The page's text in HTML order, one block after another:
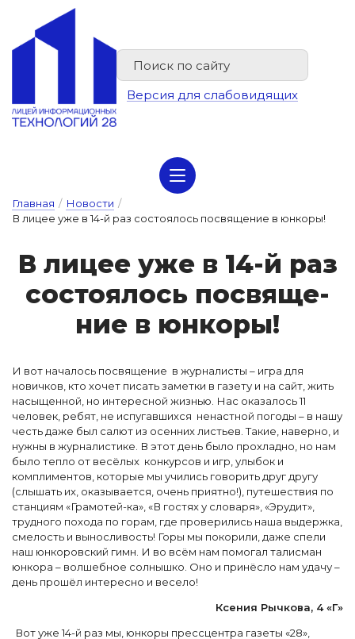
Версия для слабовидящих
Главная / Новости /
В лицее уже в 14-й раз состоялось посвящение в юнкоры!
В ли­цее у­же в 14-й раз
сос­то­я­лось пос­вя­ще­
ние в юн­ко­ры!
И вот началось посвящение в журналисты – игра для
новичков, кто хочет писать заметки в газету и на сайт, жить
насыщенной, но интересной жизнью. Нас оказалось 11
человек, ребят, не испугавшихся ненастной погоды – в нашу
честь даже был салют из осенних листьев. Такие, наверно, и
нужны в журналистике. В этот день было прохладно, но нам
было тепло от весёлых конкурсов и игр, улыбок и
комплиментов, которые мы учились говорить друг другу
(слышать их, оказывается, очень приятно!), путешествия по
станциям «Грамотей-ка», «В гостях у словаря», «Эрудит»,
трудного похода по горам, где проверились наша выдержка,
смелость и выносливость! Горы мы покорили, даже спели
наш юнкоровский гимн. И во всём нам помогал талисман
юнкора – волшебное солнышко. Оно и принёсло нам удачу –
день прошёл интересно и весело!
Ксения Рычкова, 4 «Г»
Вот уже 14-й раз мы, юнкоры прессцентра газеты «28»,